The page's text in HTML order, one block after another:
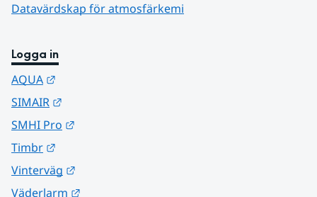
Datavärdskap för atmosfärkemi
Logga in
AQUA
SIMAIR
SMHI Pro
Timbr
Vinterväg
Väderlarm